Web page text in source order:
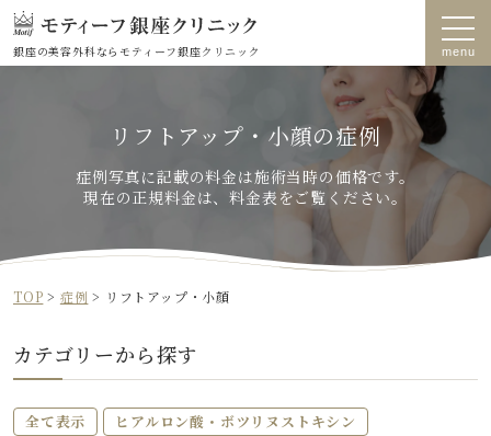
銀座の美容外科なら モティーフ銀座クリニック
リフトアップ・小顔の症例
症例写真に記載の料金は施術当時の価格です。
現在の正規料金は、料金表をご覧ください。
TOP > 症例 > リフトアップ・小顔
カテゴリーから探す
全て表示
ヒアルロン酸・ボツリヌストキシン